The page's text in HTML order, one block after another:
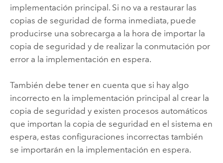
implementación principal. Si no va a restaurar las
copias de seguridad de forma inmediata, puede
producirse una sobrecarga a la hora de importar la
copia de seguridad y de realizar la conmutación por
error a la implementación en espera.
También debe tener en cuenta que si hay algo
incorrecto en la implementación principal al crear la
copia de seguridad y existen procesos automáticos
que importan la copia de seguridad en el sistema en
espera, estas configuraciones incorrectas también
se importarán en la implementación en espera.